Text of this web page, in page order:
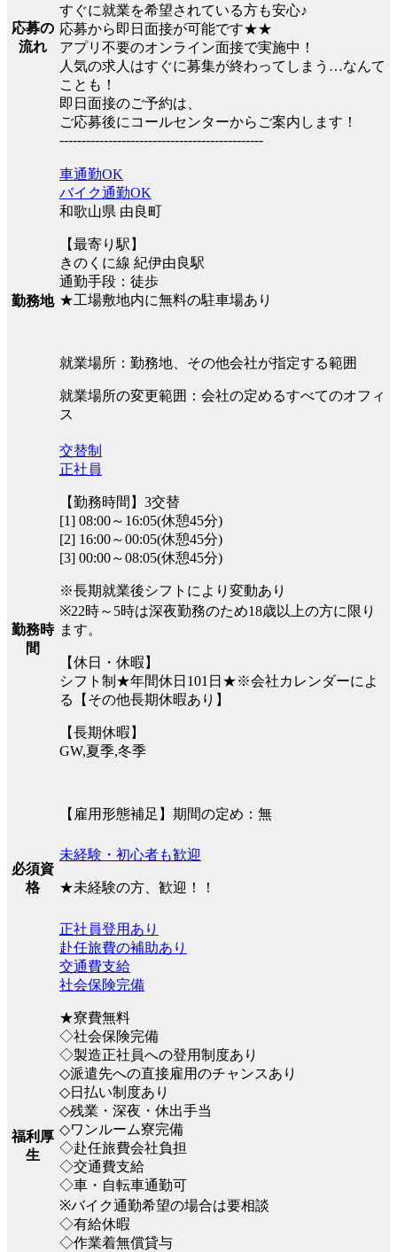
応募の
流れ
すぐに就業を希望されている方も安心♪
応募から即日面接が可能です★★
アプリ不要のオンライン面接で実施中！
人気の求人はすぐに募集が終わってしまう…なんて
ことも！
即日面接のご予約は、
ご応募後にコールセンターからご案内します！
----------------------------------------------
勤務地
車通勤OK
バイク通勤OK
和歌山県 由良町
【最寄り駅】
きのくに線 紀伊由良駅
通勤手段：徒歩
★工場敷地内に無料の駐車場あり
就業場所：勤務地、その他会社が指定する範囲
就業場所の変更範囲：会社の定めるすべてのオフィ
ス
勤務時
間
交替制
正社員
【勤務時間】3交替
[1] 08:00～16:05(休憩45分)
[2] 16:00～00:05(休憩45分)
[3] 00:00～08:05(休憩45分)
※長期就業後シフトにより変動あり
※22時～5時は深夜勤務のため18歳以上の方に限り
ます。
【休日・休暇】
シフト制★年間休日101日★※会社カレンダーによ
る【その他長期休暇あり】
【長期休暇】
GW,夏季,冬季
【雇用形態補足】期間の定め：無
必須資
格
未経験・初心者も歓迎
★未経験の方、歓迎！！
福利厚
生
正社員登用あり
赴任旅費の補助あり
交通費支給
社会保険完備
★寮費無料
◇社会保険完備
◇製造正社員への登用制度あり
◇派遣先への直接雇用のチャンスあり
◇日払い制度あり
◇残業・深夜・休出手当
◇ワンルーム寮完備
◇赴任旅費会社負担
◇交通費支給
◇車・自転車通勤可
※バイク通勤希望の場合は要相談
◇有給休暇
◇作業着無償貸与